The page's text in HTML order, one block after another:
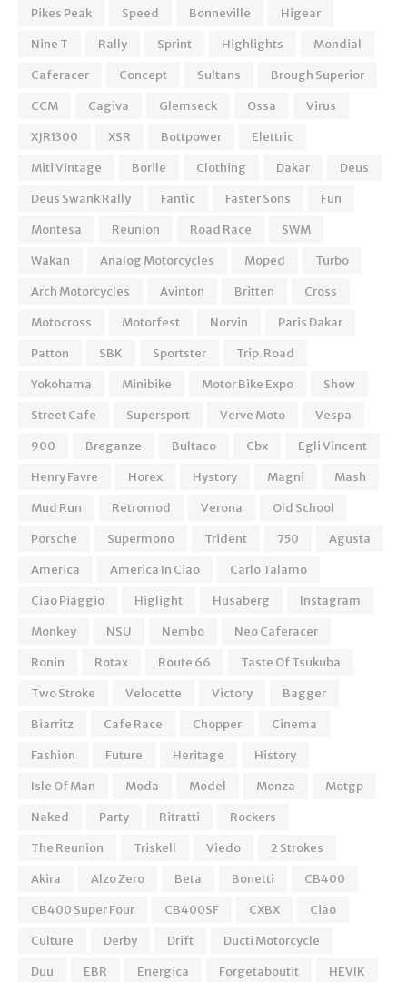
Pikes Peak
Speed Bonneville
Higear
Nine T
Rally Sprint Highlights
Mondial
Caferacer
Concept Sultans
Brough Superior
CCM
Cagiva Glemseck Ossa
Virus
XJR1300
XSR Bottpower
Elettric
Miti Vintage
Borile Clothing Dakar
Deus
Deus Swank Rally
Fantic Faster Sons
Fun
Montesa
Reunion Road Race
SWM
Wakan
Analog Motorcycles Moped
Turbo
Arch Motorcycles
Avinton Britten
Cross
Motocross
Motorfest Norvin
Paris Dakar
Patton
SBK Sportster
Trip. Road
Yokohama
Minibike Motor Bike Expo
Show
Street Cafe
Supersport Verve Moto
Vespa
900
Breganze Bultaco Cbx
Egli Vincent
Henry Favre
Horex Hystory Magni
Mash
Mud Run
Retromod Verona
Old School
Porsche
Supermono Trident 750
Agusta
America
America In Ciao
Carlo Talamo
Ciao Piaggio
Higlight Husaberg
Instagram
Monkey
NSU Nembo
Neo Caferacer
Ronin
Rotax Route 66
Taste Of Tsukuba
Two Stroke
Velocette Victory
Bagger
Biarritz
Cafe Race Chopper
Cinema
Fashion
Future Heritage
History
Isle Of Man
Moda Model Monza
Motgp
Naked
Party Ritratti
Rockers
The Reunion
Triskell Viedo
2 Strokes
Akira
Alzo Zero Beta Bonetti
CB400
CB400 Super Four
CB400SF CXBX
Ciao
Culture
Derby Drift
Ducti Motorcycle
Duu
EBR Energica Forgetaboutit HEVIK